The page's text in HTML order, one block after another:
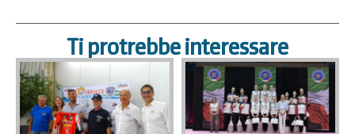
Ti protrebbe interessare